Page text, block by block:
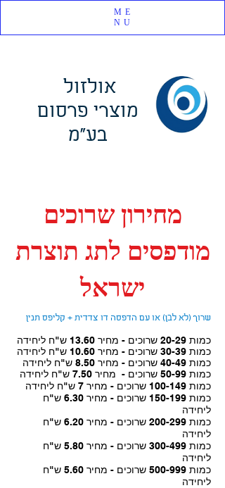
אולזול
מוצרי פרסום
בע"מ
ME
NU
מחירון שרוכים
מודפסים לתג תוצרת
ישראל
שרוך (לא לבן) או עם הדפסה דו צדדית + קליפס תנין
כמות 20-29 שרוכים - מחיר 13.60 ש"ח ליחידה
כמות 30-39 שרוכים - מחיר 10.60 ש"ח ליחידה
כמות 40-49 שרוכים - מחיר 8.50 ש"ח ליחידה
כמות 50-99 שרוכים - מחיר 7.50
ש"ח ליחידה
כמות 100-149 שרוכים - מחיר 7 ש"ח ליחידה
כמות 150-199 שרוכים - מחיר 6.30 ש"ח
ליחידה
כמות 200-299 שרוכים - מחיר 6.20 ש"ח
ליחידה
כמות 300-499 שרוכים - מחיר 5.80 ש"ח
ליחידה
כמות 500-999 שרוכים - מחיר 5.60 ש"ח
ליחידה